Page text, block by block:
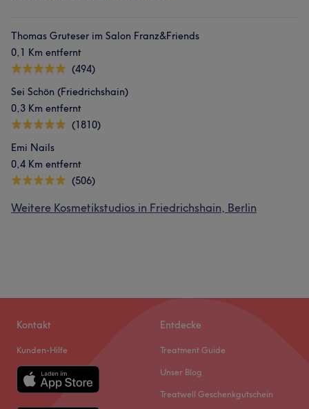
Thomas Gruteser im Salon Franz&Friends
0,1 Km entfernt
(494)
Sei Schön (Friedrichshain)
0,3 Km entfernt
(1810)
Emi Nails
0,4 Km entfernt
(506)
Weitere Kosmetikstudios in Friedrichshain, Berlin
Kontakt
Kunden-Hilfe
Entdecke
Treatment Guide
Unser Blog
Treatwell Geschenkgutschein